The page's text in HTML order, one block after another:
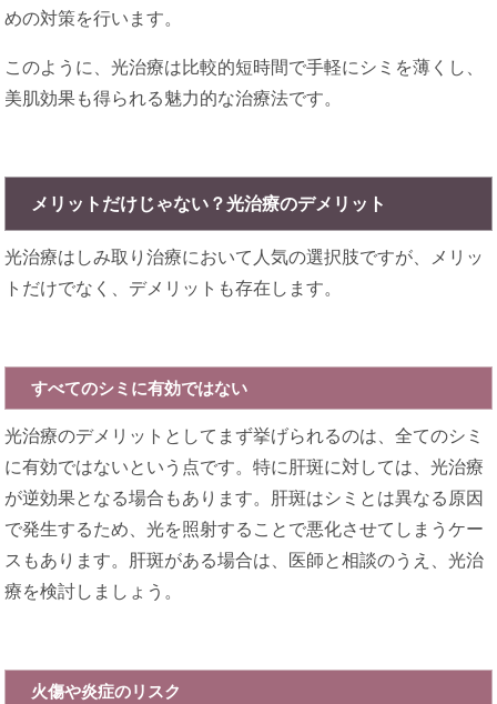
めの対策を行います。
このように、光治療は比較的短時間で手軽にシミを薄くし、
美肌効果も得られる魅力的な治療法です。
メリットだけじゃない？光治療のデメリット
光治療はしみ取り治療において人気の選択肢ですが、メリッ
トだけでなく、デメリットも存在します。
すべてのシミに有効ではない
光治療のデメリットとしてまず挙げられるのは、全てのシミ
に有効ではないという点です。特に肝斑に対しては、光治療
が逆効果となる場合もあります。肝斑はシミとは異なる原因
で発生するため、光を照射することで悪化させてしまうケー
スもあります。肝斑がある場合は、医師と相談のうえ、光治
療を検討しましょう。
火傷や炎症のリスク